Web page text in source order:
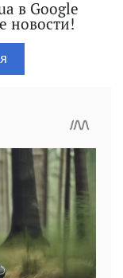
в Google
новости!